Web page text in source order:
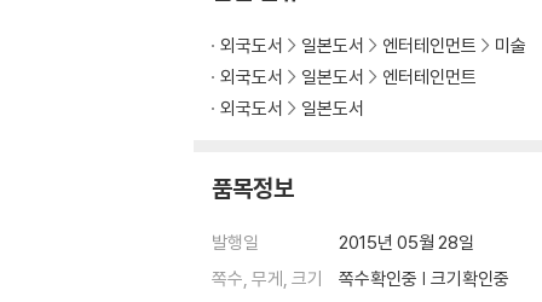
외국도서 일본도서 엔터테인먼트
미술
외국도서
일본도서
엔터테인먼트
외국도서
일본도서
품목정보
발행일
2015년 05월 28일
쪽수, 무게, 크기
쪽수확인중 | 크기확인중